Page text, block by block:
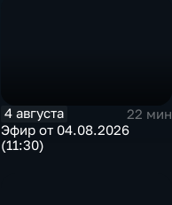
4 августа
22 мин
Эфир от 04.08.2026
(11:30)